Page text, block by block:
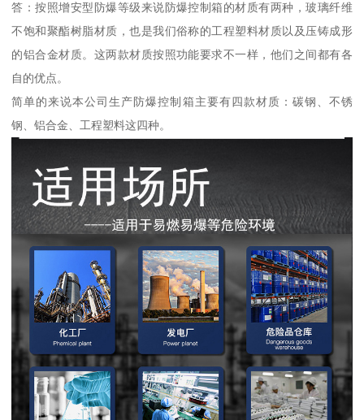
答：按照增安型防爆等级来说防爆控制箱的材质有两种，玻璃纤维
不饱和聚酯树脂材质，也是我们俗称的工程塑料材质以及压铸成形
的铝合金材质。这两款材质按照功能要求不一样，他们之间都有各
自的优点。
简单的来说本公司生产防爆控制箱主要有四款材质：碳钢、不锈
钢、铝合金、工程塑料这四种。